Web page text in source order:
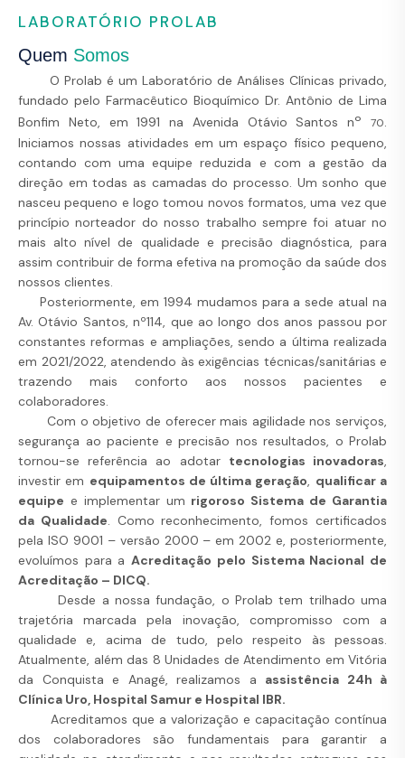
LABORATÓRIO PROLAB
Quem Somos
O Prolab é um Laboratório de Análises Clínicas privado,
fundado pelo Farmacêutico Bioquímico Dr. Antônio de Lima
Bonfim Neto, em 1991 na Avenida Otávio Santos nº70.
Iniciamos nossas atividades em um espaço físico pequeno,
contando com uma equipe reduzida e com a gestão da
direção em todas as camadas do processo. Um sonho que
nasceu pequeno e logo tomou novos formatos, uma vez que
princípio norteador do nosso trabalho sempre foi atuar no
mais alto nível de qualidade e precisão diagnóstica, para
assim contribuir de forma efetiva na promoção da saúde dos
nossos clientes.
Posteriormente, em 1994 mudamos para a sede atual na
Av. Otávio Santos, nº114, que ao longo dos anos passou por
constantes reformas e ampliações, sendo a última realizada
em 2021/2022, atendendo às exigências técnicas/sanitárias e
trazendo mais conforto aos nossos pacientes e
colaboradores.
Com o objetivo de oferecer mais agilidade nos serviços,
segurança ao paciente e precisão nos resultados, o Prolab
tornou-se referência ao adotar tecnologias inovadoras,
investir em equipamentos de última geração, qualificar a
equipe e implementar um rigoroso Sistema de Garantia
da Qualidade. Como reconhecimento, fomos certificados
pela ISO 9001 – versão 2000 – em 2002 e, posteriormente,
evoluímos para aAcreditação pelo Sistema Nacional de
Acreditação – DICQ.
Desde a nossa fundação, o Prolab tem trilhado uma
trajetória marcada pela inovação, compromisso com a
qualidade e, acima de tudo, pelo respeito às pessoas.
Atualmente, além das 8 Unidades de Atendimento em Vitória
da Conquista e Anagé, realizamos a assistência 24h à
Clínica Uro, Hospital Samur e Hospital IBR.
Acreditamos que a valorização e capacitação contínua
dos colaboradores são fundamentais para garantir a